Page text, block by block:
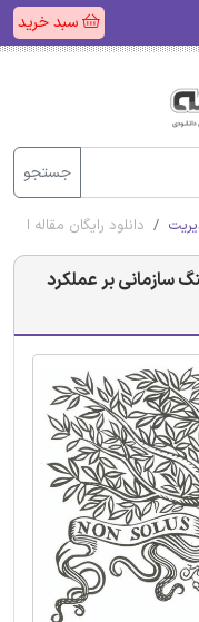
سبد خرید
جستجو
دانلود رایگان مقاله
سازمانی بر عملکرد